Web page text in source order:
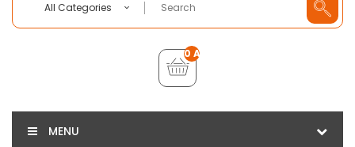
All Categories
0 Artikel - €0,00
MENU